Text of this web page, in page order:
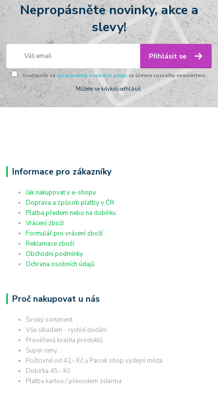
Nepropásněte novinky, akce a
slevy!
Přihlásit se
Souhlasím se zpracováním osobních údajů za účelem rozesílky newsletteru.
Můžete se kdykoli odhlásit.
Informace pro zákazníky
Jak nakupovat v e-shopu
Doprava a způsob platby v ČR
Platba předem nebo na dobírku
Vrácení zboží
Formulář pro vrácení zboží
Reklamace zboží
Obchodní podmínky
Ochrana osobních údajů
Proč nakupovat u nás
Široký sortiment
Vše skladem - rychlé dodání
Prověřená kvalita produktů
Super ceny
Poštovné od 42,- Kč u Parcel shop výdejní místa
Dobírka 45,- Kč
Platba kartou / převodem zdarma